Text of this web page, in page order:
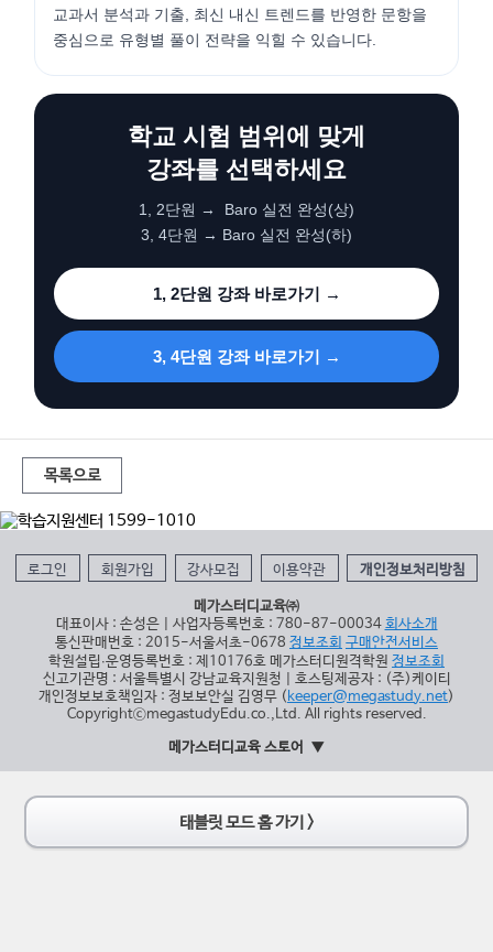
교과서 분석과 기출, 최신 내신 트렌드를 반영한 문항을
중심으로 유형별 풀이 전략을 익힐 수 있습니다.
학교 시험 범위에 맞게
강좌를 선택하세요
1, 2단원 → Baro 실전 완성(상)
3, 4단원 → Baro 실전 완성(하)
1, 2단원 강좌 바로가기 →
3, 4단원 강좌 바로가기 →
목록으로
로그인 회원가입 강사모집 이용약관 개인정보처리방침
메가스터디교육㈜
대표이사 : 손성은 | 사업자등록번호 : 780-87-00034 회사소개
통신판매번호 : 2015-서울서초-0678 정보조회 구매안전서비스
학원설립∙운영등록번호 : 제10176호 메가스터디원격학원 정보조회
신고기관명 : 서울특별시 강남교육지원청 | 호스팅제공자 : (주)케이티
개인정보보호책임자 : 정보보안실 김영무 (keeper@megastudy.net)
CopyrightⓒmegastudyEdu.co.,Ltd. All rights reserved.
메가스터디교육 스토어
태블릿 모드 홈 가기 >